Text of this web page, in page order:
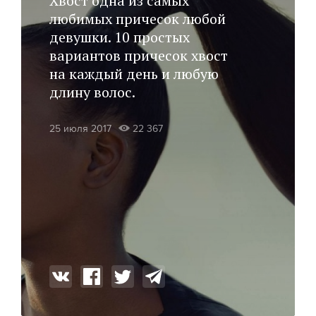
любимых причесок любой
девушки. 10 простых
вариантов причесок хвост
на каждый день и любую
длину волос.
25 июля 2017 22 367